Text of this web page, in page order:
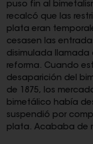
puso fin al
recalcó que las
plata eran
cesasen las
disimulada llamada
reforma. Cuando
desaparición del
de 1875, los
bimetálico había
suspendió por
plata. Acababa de